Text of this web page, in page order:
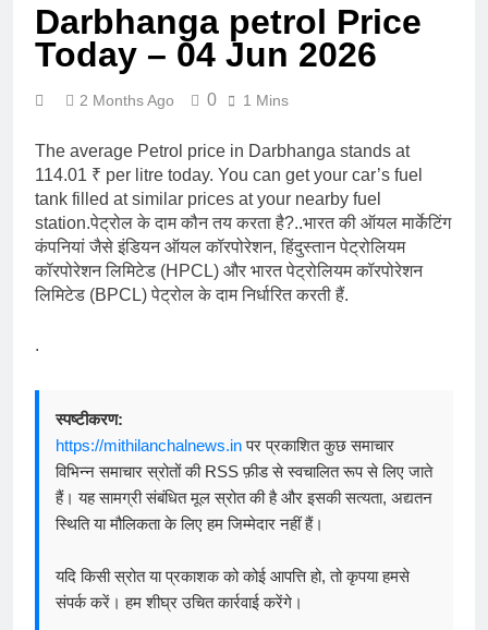
Darbhanga petrol Price
Today – 04 Jun 2026
2 Months Ago 0 1 Mins
The average Petrol price in Darbhanga stands at
114.01 ₹ per litre today. You can get your car’s fuel
tank filled at similar prices at your nearby fuel
station.पेट्रोल के दाम कौन तय करता है?..भारत की ऑयल मार्केटिंग
कंपनियां जैसे इंडियन ऑयल कॉरपोरेशन, हिंदुस्तान पेट्रोलियम
कॉरपोरेशन लिमिटेड (HPCL) और भारत पेट्रोलियम कॉरपोरेशन
लिमिटेड (BPCL) पेट्रोल के दाम निर्धारित करती हैं.
.
स्पष्टीकरण:
https://mithilanchalnews.inपर प्रकाशित कुछ समाचार
विभिन्न समाचार स्रोतों की RSS फ़ीड से स्वचालित रूप से लिए जाते
हैं। यह सामग्री संबंधित मूल स्रोत की है और इसकी सत्यता, अद्यतन
स्थिति या मौलिकता के लिए हम जिम्मेदार नहीं हैं।
यदि किसी स्रोत या प्रकाशक को कोई आपत्ति हो, तो कृपया हमसे
संपर्क करें। हम शीघ्र उचित कार्रवाई करेंगे।